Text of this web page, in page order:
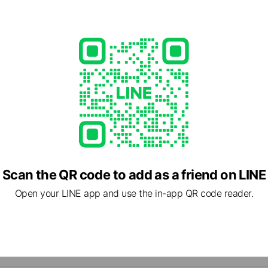
ーを食で表現した世界初のマルニ カ
コスモス・オブ・マルニ
ファッションショーやコラボレーシ
Scan the QR code to add as a friend on LINE
Open your LINE app and use the in-app QR code reader.